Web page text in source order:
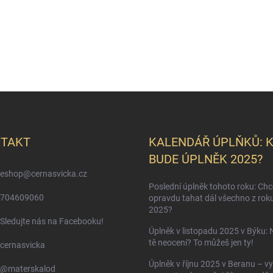
eshop@cernasvicka.cz
704609060
Sledujte nás na Facebooku!
cernasvicka
@materskalod
KALENDÁŘ ÚPLŇKŮ:
BUDE ÚPLNĚK 2025?
Poslední úplněk tohoto roku:
opravdu tahat dál všechno z
2025?
Úplněk v listopadu 2025 v Býku:
tě neocení? To můžeš jen ty!
Úplněk v říjnu 2025 v Beranu –